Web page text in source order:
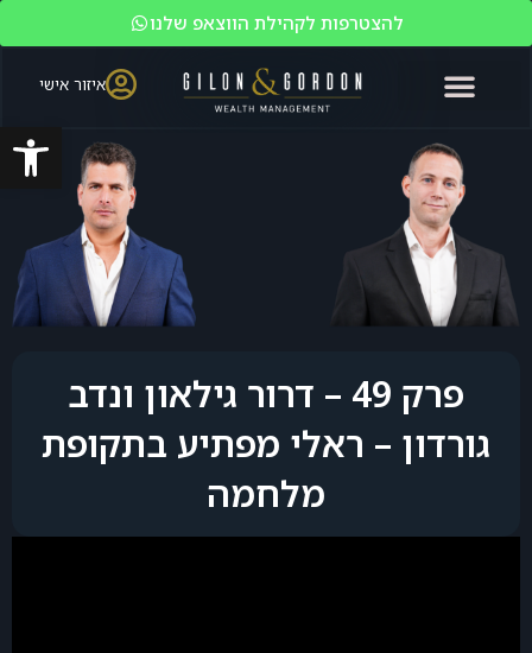
פתח
להצטרפות לקהילת הווצאפ שלנו
איזור אישי
פרק 49 – דרור גילאון ונדב
גורדון – ראלי מפתיע בתקופת
מלחמה